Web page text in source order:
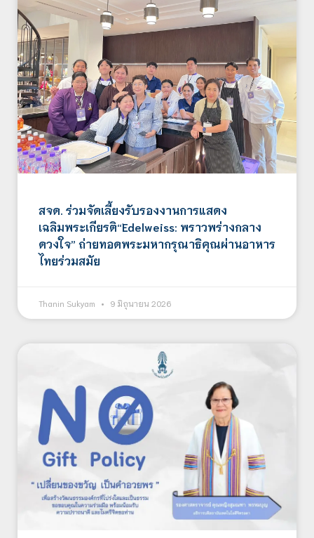
สจด. ร่วมจัดเลี้ยงรับรองงานการแสดง
เฉลิมพระเกียรติ“Edelweiss: พราวพร่างกลาง
ดวงใจ” ถ่ายทอดพระมหากรุณาธิคุณผ่านอาหาร
ไทยร่วมสมัย
Thanin Sukyam 9 มิถุนายน 2026